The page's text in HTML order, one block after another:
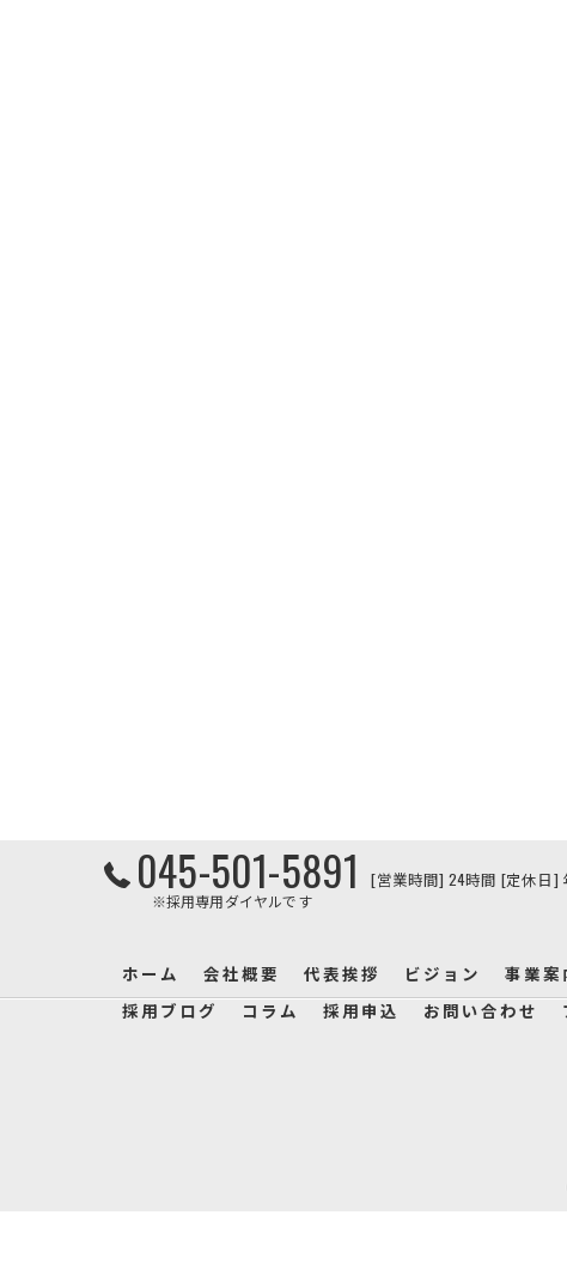
045-501-5891
※採用専用ダイヤルです
[営業時間] 24時間 [定休日]
ホーム 会社概要 代表挨拶 ビジョン 事業案
採用ブログ
コラム 採用申込 お問い合わせ